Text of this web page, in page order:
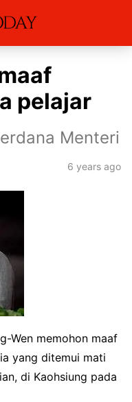
pelajar
Menteri
6 years ago
Wen memohon maaf
yang ditemui mati
di Kaohsiung pada